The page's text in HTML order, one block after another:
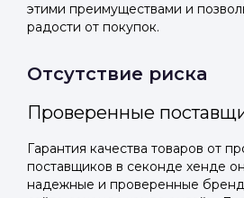
этими преимуществами и
радости от покупок.
Отсутствие риска
Проверенные
Гарантия качества товаров от
поставщиков в секонде хенде
надежные и проверенные